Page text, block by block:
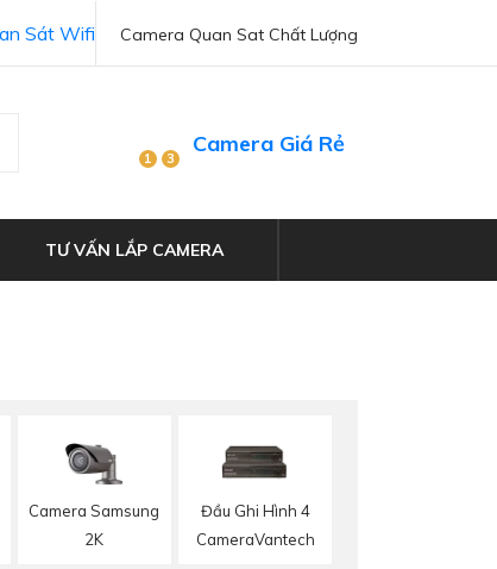
Camera Quan Sat Chất Lượng
Sát Wifi
1 3
Camera Giá Rẻ
TƯ VẤN LẮP CAMERA
Camera Samsung
2K
Đầu Ghi Hình 4
CameraVantech